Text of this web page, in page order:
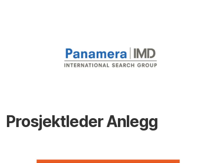
Prosjektleder Anlegg